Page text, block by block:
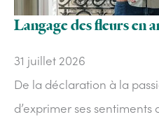
Langage des fleurs en
31 juillet 2026
De la déclaration à la
d’exprimer ses sentiments